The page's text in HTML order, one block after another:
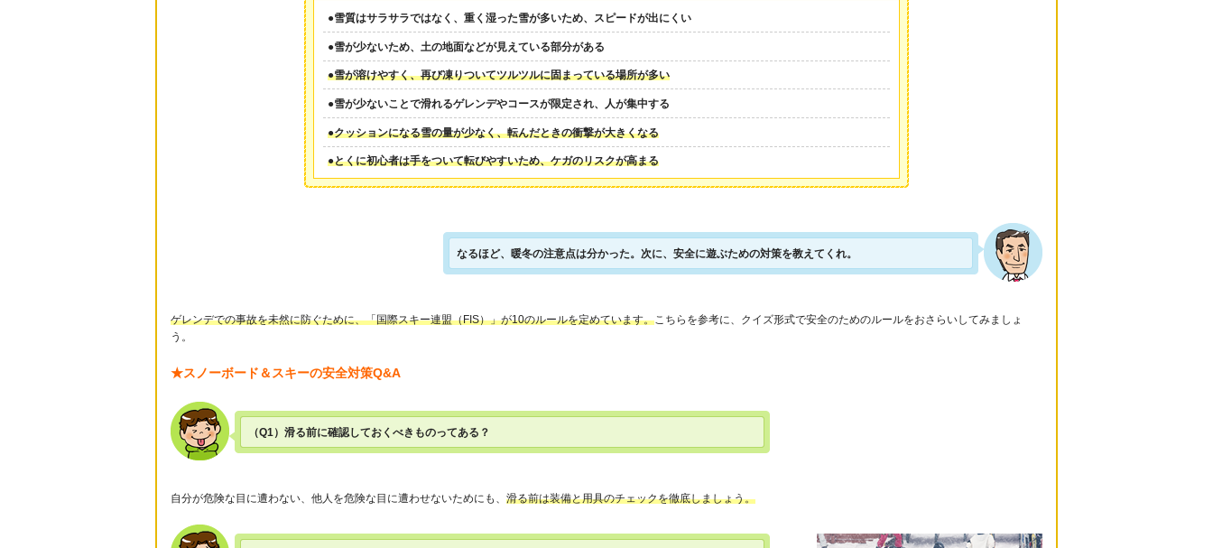
●雪質はサラサラではなく、重く湿った雪が多いため、スピードが出にくい
●雪が少ないため、土の地面などが見えている部分がある
●雪が溶けやすく、再び凍りついてツルツルに固まっている場所が多い
●雪が少ないことで滑れるゲレンデやコースが限定され、人が集中する
●クッションになる雪の量が少なく、転んだときの衝撃が大きくなる
●とくに初心者は手をついて転びやすいため、ケガのリスクが高まる
なるほど、暖冬の注意点は分かった。次に、安全に遊ぶための対策を教えてくれ。
ゲレンデでの事故を未然に防ぐために、「国際スキー連盟（FIS）」が10のルールを定めています。 こちらを参考に、クイズ形式で安全のためのルールをおさらいしてみましょ
う。
★スノーボード＆スキーの安全対策Q&A
（Q1）滑る前に確認しておくべきものってある？
自分が危険な目に遭わない、他人を危険な目に遭わせないためにも、 滑る前は装備と用具のチェックを徹底しましょう。